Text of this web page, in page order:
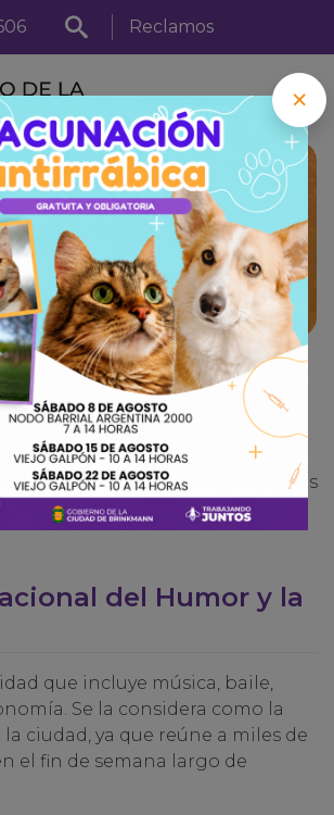
Reclamos
Inicio/Ciudad
en Brinkmann
y Festivales
con eventos culturales, festivales
durante todo el año.
del Humor y la
que incluye música, baile,
Se la considera como la
ciudad, ya que reúne a miles de
el fin de semana largo de
×